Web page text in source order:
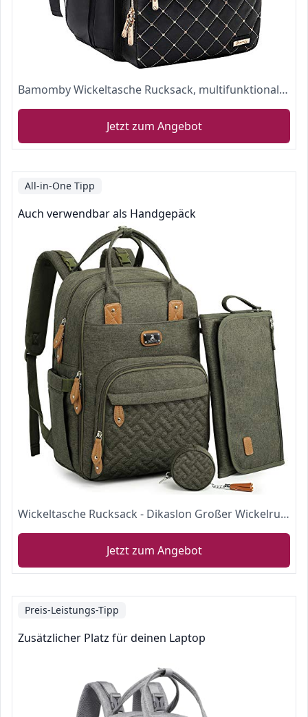
Bamomby Wickeltasche Rucksack, multifunktional, wasserfest, für Mama, Papa mit isolierten Taschen, Wickelunterlage, Kinderwagengurte für Jungen, Mädchen, Schwarz
Jetzt zum Angebot
All-in-One Tipp
Auch verwendbar als Handgepäck
Wickeltasche Rucksack - Dikaslon Großer Wickelrucksack mit Multifunktions-Babytaschen
Jetzt zum Angebot
Preis-Leistungs-Tipp
Zusätzlicher Platz für deinen Laptop